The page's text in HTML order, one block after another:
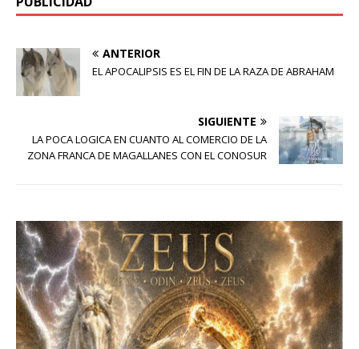
ANTERIOR
EL APOCALIPSIS ES EL FIN DE LA RAZA DE ABRAHAM
SIGUIENTE
LA POCA LOGICA EN CUANTO AL COMERCIO DE LA
ZONA FRANCA DE MAGALLANES CON EL CONOSUR